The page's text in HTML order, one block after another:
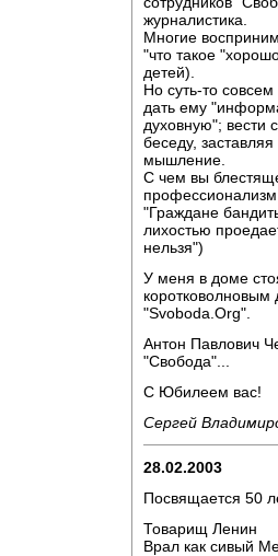
журналистика.
Многие
"что такое
детей).
Но суть-то
дать ему
духовную";
беседу,
мышление.
С чем вы
"Граждане
лихостью
нельзя")
У меня в доме
"Svoboda.Org".
Антон Павлович
"Свобода"...
С Юбилеем вас!
Сергей
28.02.2003
Посвящается 50
Товарищ Ленин
Врал как сивый